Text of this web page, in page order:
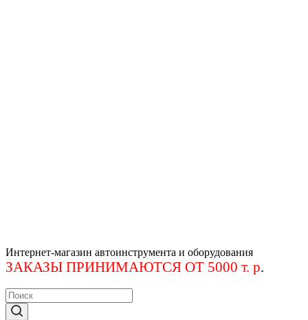
Интернет-магазин автоинструмента и оборудования
ЗАКАЗЫ ПРИНИМАЮТСЯ ОТ 5000 т. р.